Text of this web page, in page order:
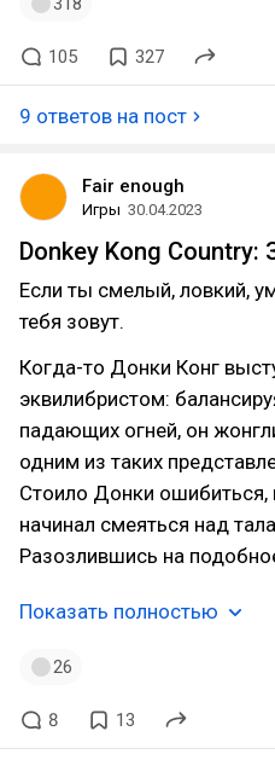
105 327
9 ответов на пост
Fair enough
Игры 30.04.2023
Donkey Kong Country:
Если ты смелый, ловкий,
тебя зовут.
Когда-то Донки Конг
эквилибристом:
падающих огней, он
одним из таких
Стоило Донки ошибиться,
начинал смеяться над
Разозлившись на
Показать полностью
26
8 13